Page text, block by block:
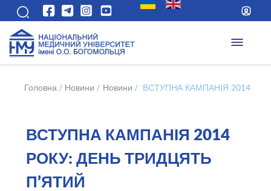
Головна / Новини / Новини / ВСТУПНА КАМПАНІЯ 2014
ВСТУПНА КАМПАНІЯ 2014
РОКУ: ДЕНЬ ТРИДЦЯТЬ
П’ЯТИЙ